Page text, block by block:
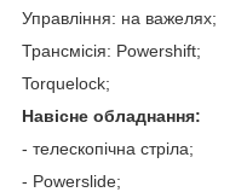
Управління: на важелях;
Трансмісія: Powershift;
Torquelock;
Навісне обладнання:
- телескопічна стріла;
- Powerslide;